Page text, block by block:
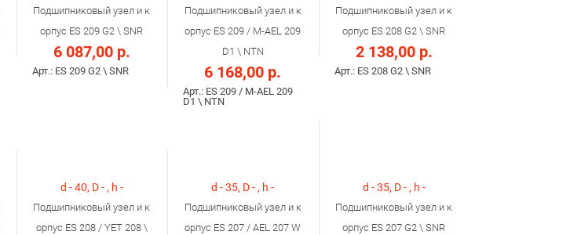
Подшипниковый узел и к
орпус ES 209 G2 \ SNR
6 087,00 р.
Арт.: ES 209 G2 \ SNR
Подшипниковый узел и к
орпус ES 209 / M-AEL 209
D1 \ NTN
6 168,00 р.
Арт.: ES 209 / M-AEL 209
D1 \ NTN
Подшипниковый узел и к
орпус ES 208 G2 \ SNR
2 138,00 р.
Арт.: ES 208 G2 \ SNR
d - 40, D - , h -
Подшипниковый узел и к
орпус ES 208 / YET 208 \
d - 35, D - , h -
Подшипниковый узел и к
орпус ES 207 / AEL 207 W
d - 35, D - , h -
Подшипниковый узел и к
орпус ES 207 G2 \ SNR